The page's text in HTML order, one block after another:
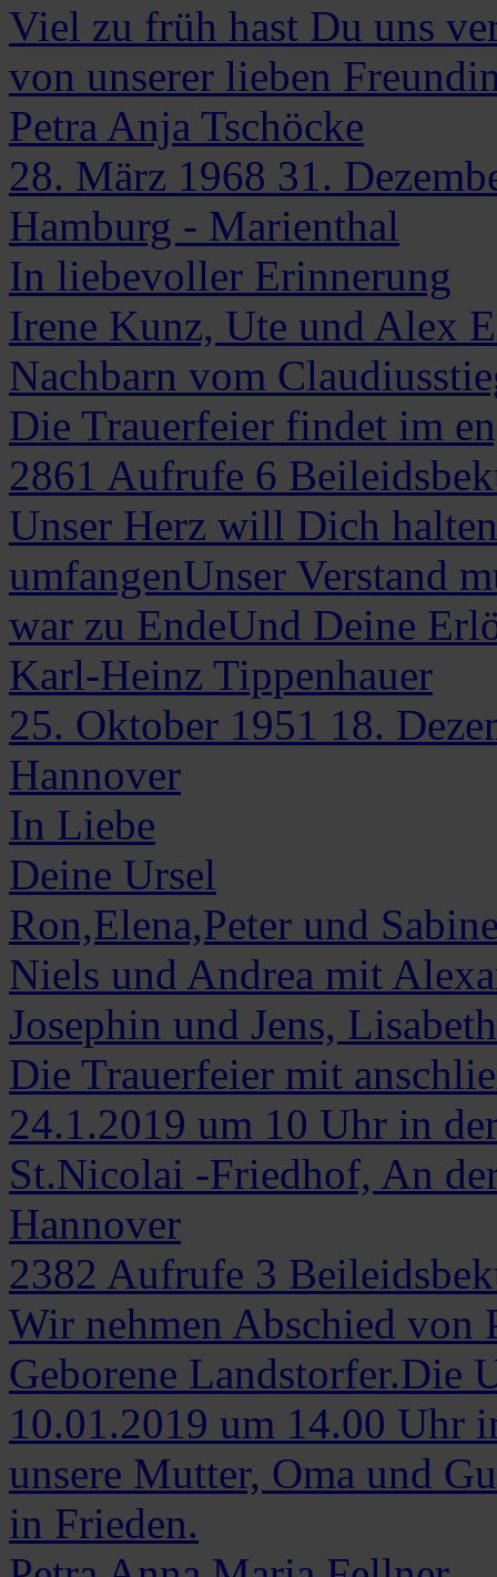
Viel zu früh hast Du uns
von unserer lieben
Petra Anja Tschöcke
28. März 1968 31.
Hamburg - Marienthal
In liebevoller Erinnerung
Irene Kunz, Ute und Alex
Nachbarn vom
Die Trauerfeier findet im
2861 Aufrufe 6
Unser Herz will Dich
umfangenUnser Verstand
war zu EndeUnd Deine
Karl-Heinz Tippenhauer
25. Oktober 1951 18.
Hannover
In Liebe
Deine Ursel
Ron,Elena,Peter und
Niels und Andrea mit
Josephin und Jens,
Die Trauerfeier mit
24.1.2019 um 10 Uhr in
St.Nicolai -Friedhof, An
Hannover
2382 Aufrufe 3
Wir nehmen Abschied von
Geborene Landstorfer.Die
10.01.2019 um 14.00 Uhr
unsere Mutter, Oma und
in Frieden.